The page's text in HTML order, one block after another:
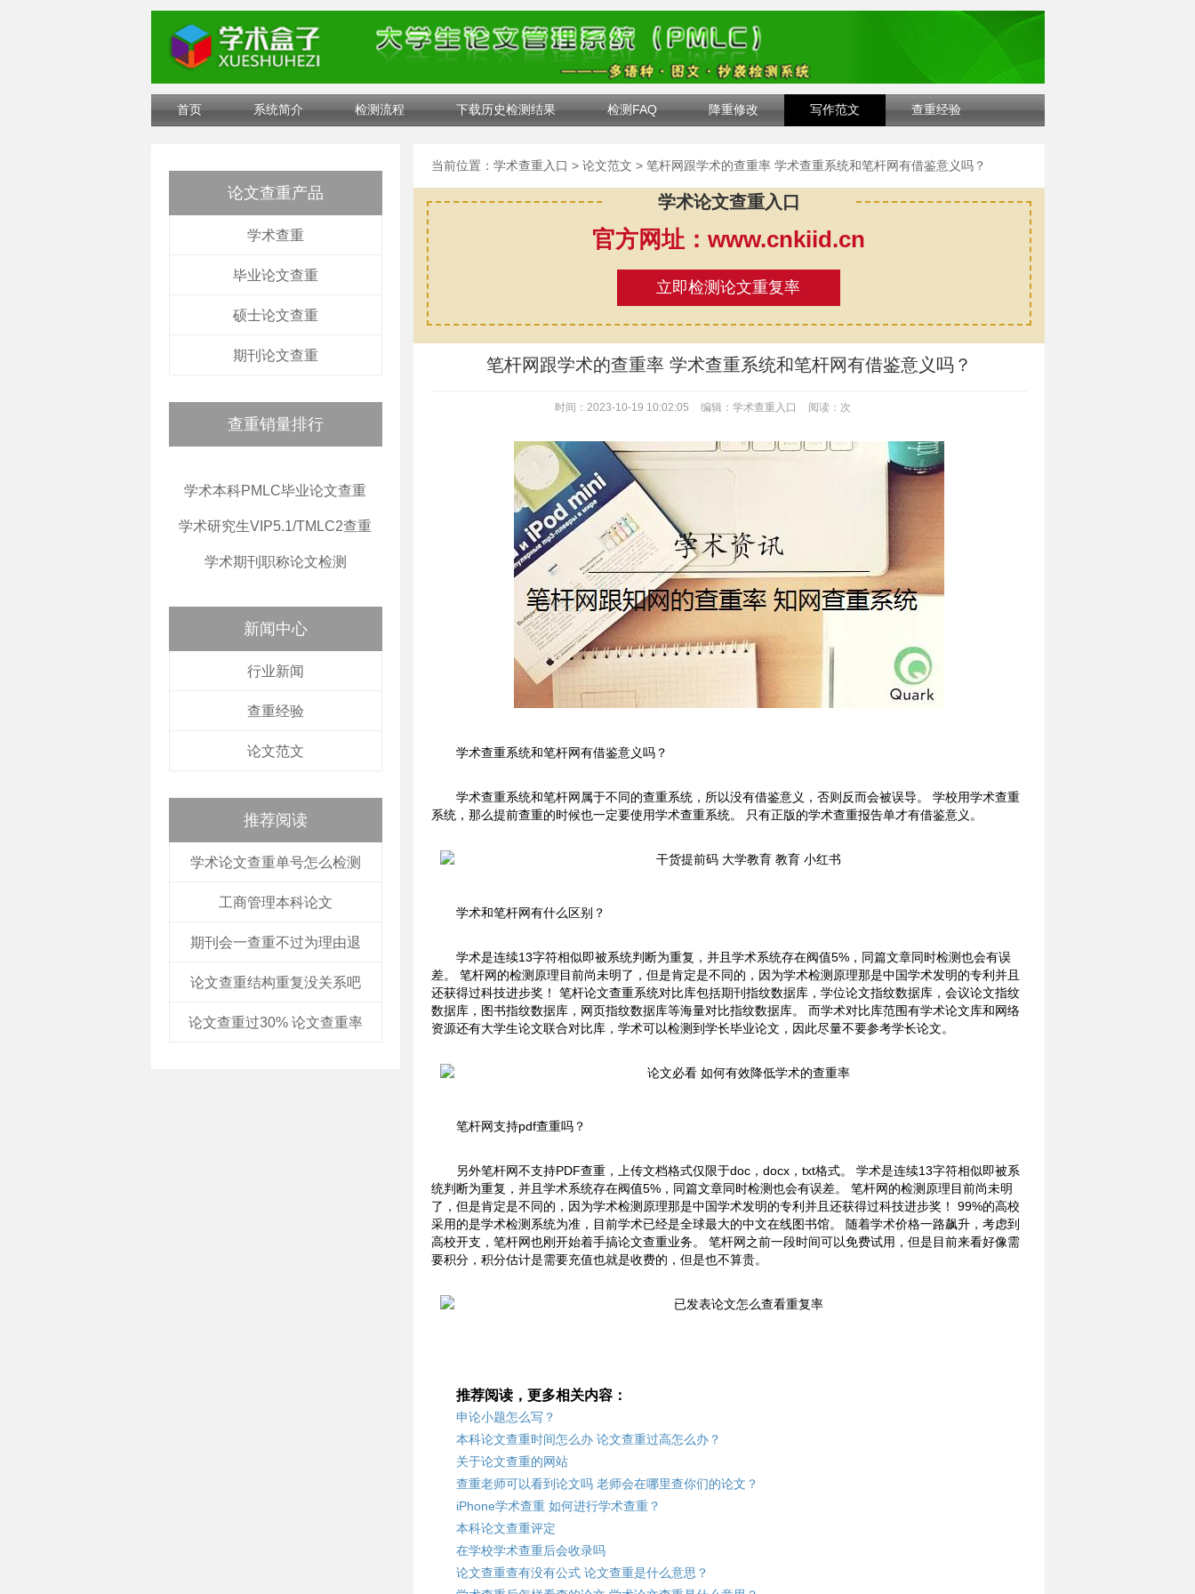
首页 系统简介 检测流程 下载历史检测结果 检测FAQ 降重修改 写作范文 查重经验
论文查重产品
学术查重
毕业论文查重
硕士论文查重
期刊论文查重
查重销量排行
学术本科PMLC毕业论文查重
学术研究生VIP5.1/TMLC2查重
学术期刊职称论文检测
新闻中心
行业新闻
查重经验
论文范文
推荐阅读
学术论文查重单号怎么检测
工商管理本科论文
期刊会一查重不过为理由退
论文查重结构重复没关系吧
论文查重过30% 论文查重率
当前位置： 学术查重入口 > 论文范文 > 笔杆网跟学术的查重率 学术查重系统和笔杆网有借鉴意义吗？
学术论文查重入口
官方网址：www.cnkiid.cn
立即检测论文重复率
笔杆网跟学术的查重率 学术查重系统和笔杆网有借鉴意义吗？
时间：2023-10-19 10:02:05 编辑：学术查重入口 阅读： 次
学术查重系统和笔杆网有借鉴意义吗？
学术查重系统和笔杆网属于不同的查重系统，所以没有借鉴意义，否则反而会被误导。 学校用学术查重
系统，那么提前查重的时候也一定要使用学术查重系统。 只有正版的学术查重报告单才有借鉴意义。
学术和笔杆网有什么区别？
学术是连续13字符相似即被系统判断为重复，并且学术系统存在阀值5%，同篇文章同时检测也会有误
差。 笔杆网的检测原理目前尚未明了，但是肯定是不同的，因为学术检测原理那是中国学术发明的专利并且
还获得过科技进步奖！ 笔杆论文查重系统对比库包括期刊指纹数据库，学位论文指纹数据库，会议论文指纹
数据库，图书指纹数据库，网页指纹数据库等海量对比指纹数据库。 而学术对比库范围有学术论文库和网络
资源还有大学生论文联合对比库，学术可以检测到学长毕业论文，因此尽量不要参考学长论文。
笔杆网支持pdf查重吗？
另外笔杆网不支持PDF查重，上传文档格式仅限于doc，docx，txt格式。 学术是连续13字符相似即被系
统判断为重复，并且学术系统存在阀值5%，同篇文章同时检测也会有误差。 笔杆网的检测原理目前尚未明
了，但是肯定是不同的，因为学术检测原理那是中国学术发明的专利并且还获得过科技进步奖！ 99%的高校
采用的是学术检测系统为准，目前学术已经是全球最大的中文在线图书馆。 随着学术价格一路飙升，考虑到
高校开支，笔杆网也刚开始着手搞论文查重业务。 笔杆网之前一段时间可以免费试用，但是目前来看好像需
要积分，积分估计是需要充值也就是收费的，但是也不算贵。
推荐阅读，更多相关内容：
申论小题怎么写？
本科论文查重时间怎么办 论文查重过高怎么办？
关于论文查重的网站
查重老师可以看到论文吗 老师会在哪里查你们的论文？
iPhone学术查重 如何进行学术查重？
本科论文查重评定
在学校学术查重后会收录吗
论文查重查有没有公式 论文查重是什么意思？